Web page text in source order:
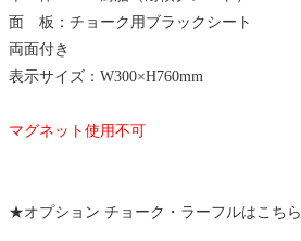
面 板：チョーク用ブラックシート
両面付き
表示サイズ：W300×H760mm
マグネット使用不可
★オプション チョーク・ラーフルはこちら